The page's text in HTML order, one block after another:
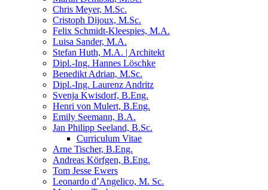
Chris Meyer, M.Sc.
Cristoph Dijoux, M.Sc.
Felix Schmidt-Kleespies, M.A.
Luisa Sander, M.A.
Stefan Huth, M.A. | Architekt
Dipl.-Ing. Hannes Löschke
Benedikt Adrian, M.Sc.
Dipl.-Ing. Laurenz Andritz
Svenja Kwisdorf, B.Eng.
Henri von Mulert, B.Eng.
Emily Seemann, B.A.
Jan Philipp Seeland, B.Sc.
Curriculum Vitae
Arne Tischer, B.Eng.
Andreas Körfgen, B.Eng.
Tom Jesse Ewers
Leonardo d’Angelico, M. Sc.